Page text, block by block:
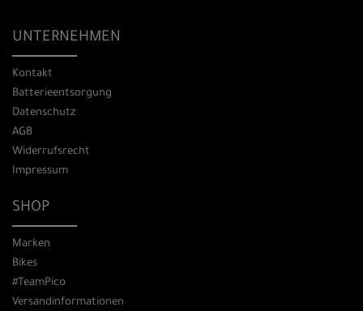
UNTERNEHMEN
Kontakt
Batterieentsorgung
Datenschutz
AGB
Widerrufsrecht
Impressum
SHOP
Marken
Bikes
#TeamPico
Versandinformationen